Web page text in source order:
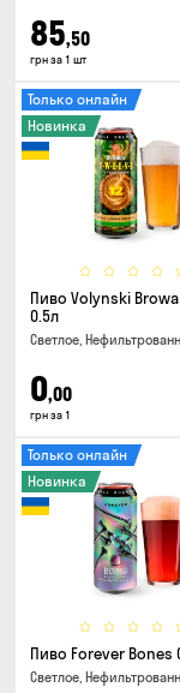
85,50
грн за 1 шт
Только онлайн
Новинка
Пиво Volynski
0.5л
Светлое,
0,00
грн за 1
Только онлайн
Новинка
Пиво Forever Bones
Светлое,